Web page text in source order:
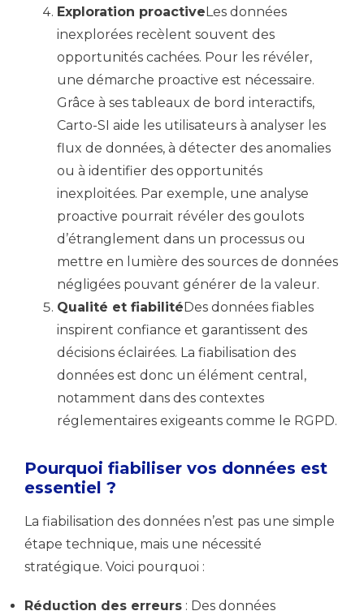
Exploration proactiveLes données
inexplorées recèlent souvent des
opportunités cachées. Pour les révéler,
une démarche proactive est nécessaire.
Grâce à ses tableaux de bord interactifs,
Carto-SI aide les utilisateurs à analyser les
flux de données, à détecter des anomalies
ou à identifier des opportunités
inexploitées. Par exemple, une analyse
proactive pourrait révéler des goulots
d’étranglement dans un processus ou
mettre en lumière des sources de données
négligées pouvant générer de la valeur.
Qualité et fiabilitéDes données fiables
inspirent confiance et garantissent des
décisions éclairées. La fiabilisation des
données est donc un élément central,
notamment dans des contextes
réglementaires exigeants comme le RGPD.
Pourquoi fiabiliser vos données est
essentiel ?
La fiabilisation des données n’est pas une simple
étape technique, mais une nécessité
stratégique. Voici pourquoi :
Réduction des erreurs : Des données